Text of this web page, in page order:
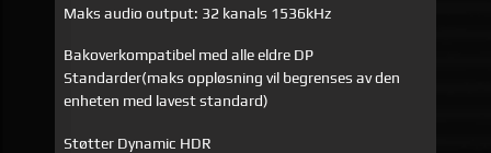
Maks audio output: 32 kanals 1536kHz
Bakoverkompatibel med alle eldre DP
Standarder(maks oppløsning vil begrenses av den
enheten med lavest standard)
Støtter Dynamic HDR